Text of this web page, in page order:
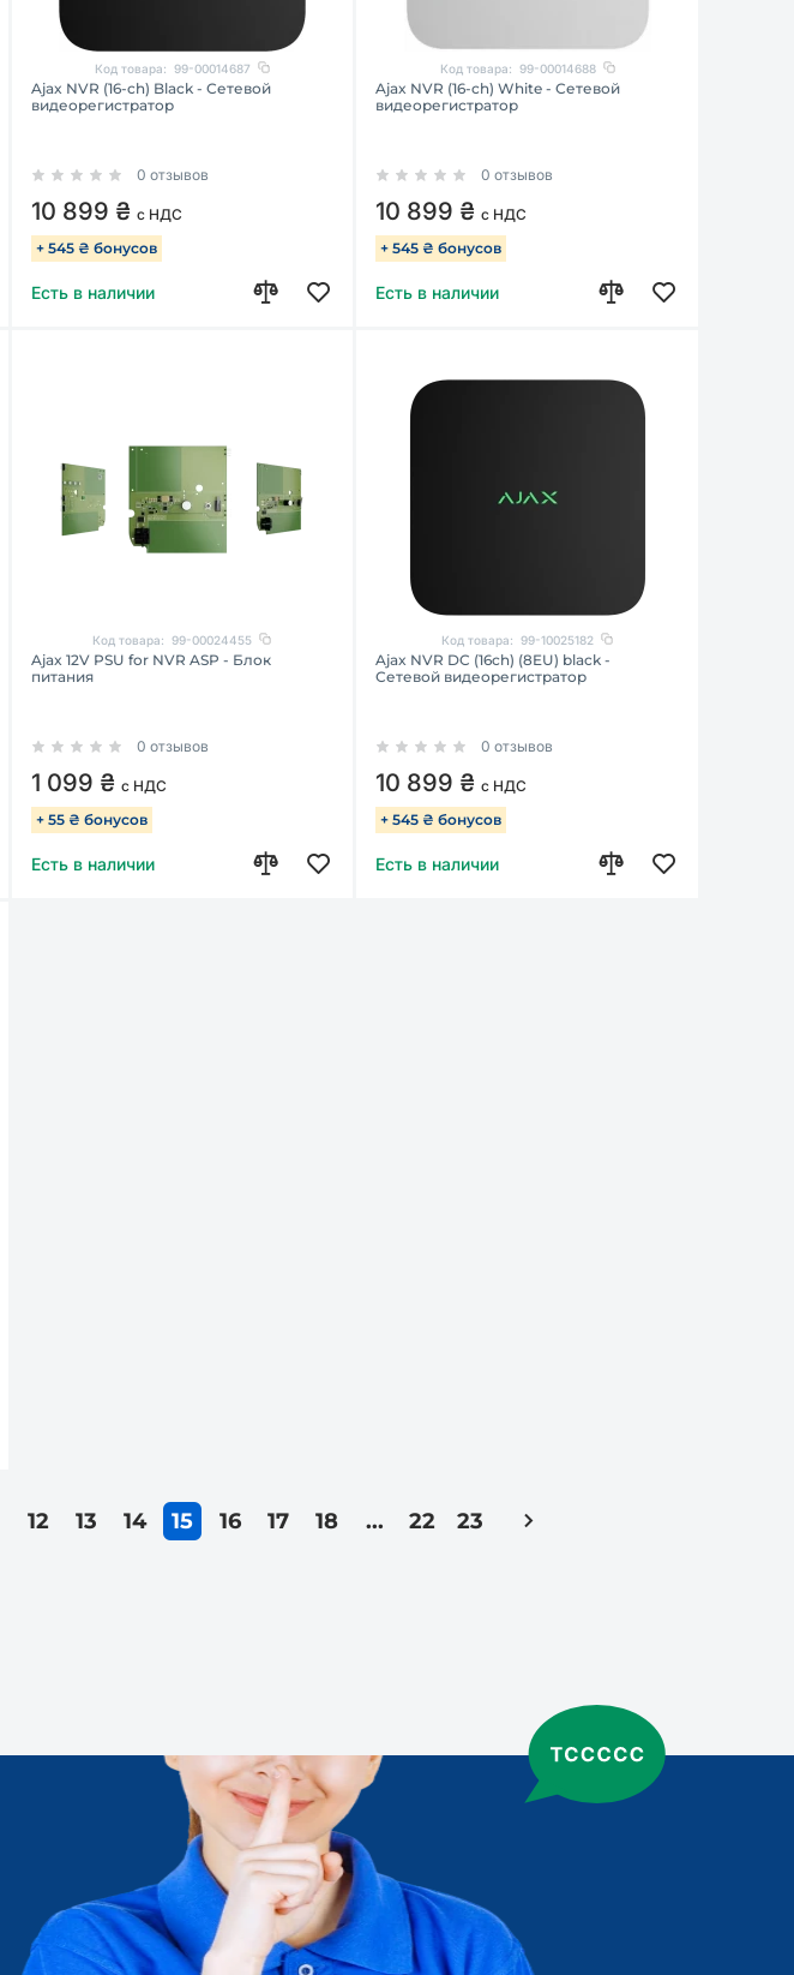
Код товара: 99-00014687
Ajax NVR (16-ch) Black - Сетевой
видеорегистратор
0 отзывов
10 899 ₴ с НДС
+ 545 ₴ бонусов
Есть в наличии
Код товара: 99-00014688
Ajax NVR (16-ch) White - Сетевой
видеорегистратор
0 отзывов
10 899 ₴с НДС
+ 545 ₴ бонусов
Есть в наличии
Код товара: 99-00024455
Ajax 12V PSU for NVR ASP - Блок
питания
0 отзывов
1 099 ₴ с НДС
+ 55 ₴ бонусов
Есть в наличии
Код товара: 99-10025182
Ajax NVR DC (16ch) (8EU) black -
Сетевой видеорегистратор
0 отзывов
10 899 ₴с НДС
+ 545 ₴ бонусов
Есть в наличии
12 13 14 15 16 17 18 ... 22 23